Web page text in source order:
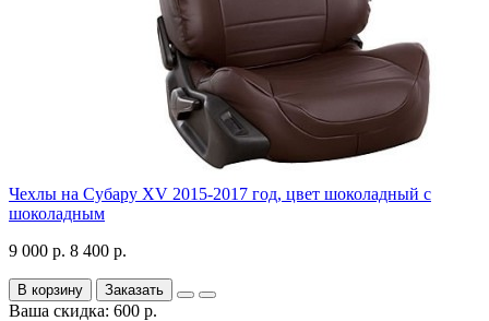
Чехлы на Субару XV 2015-2017 год, цвет шоколадный с
шоколадным
9 000 р. 8 400 р.
В корзину Заказать
Ваша скидка: 600 р.